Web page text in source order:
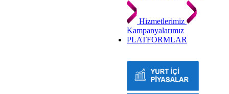
Hizmetlerimiz
Kampanyalarımız
PLATFORMLAR